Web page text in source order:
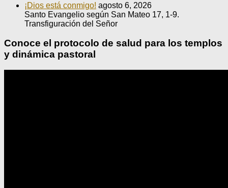
¡Dios está conmigo! agosto 6, 2026
Santo Evangelio según San Mateo 17, 1-9.
Transfiguración del Señor
Conoce el protocolo de salud para los templos
y dinámica pastoral